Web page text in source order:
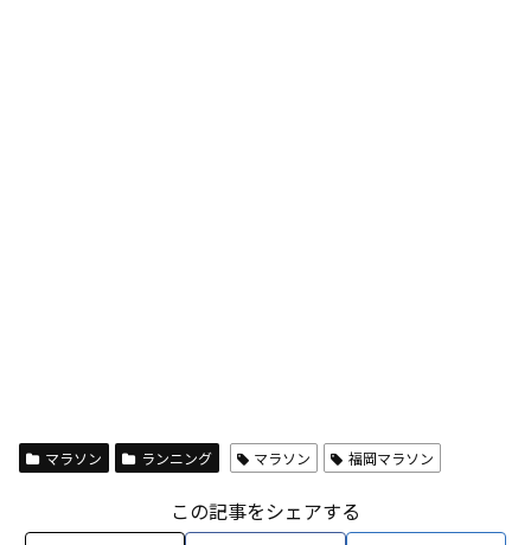
マラソン ランニング マラソン 福岡マラソン
この記事をシェアする